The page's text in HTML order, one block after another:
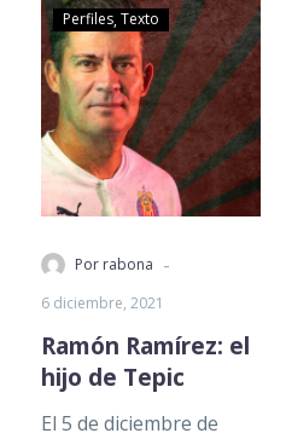
Perfiles Texto
Por rabona -
6 diciembre, 2021
Ramón Ramírez: el
hijo de Tepic
El 5 de diciembre de